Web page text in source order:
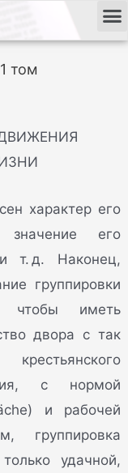
том
характер его
значение его
т. д. Наконец,
группировки
чтобы иметь
двора с так
с нормой
и рабочей
группировка
удачной,